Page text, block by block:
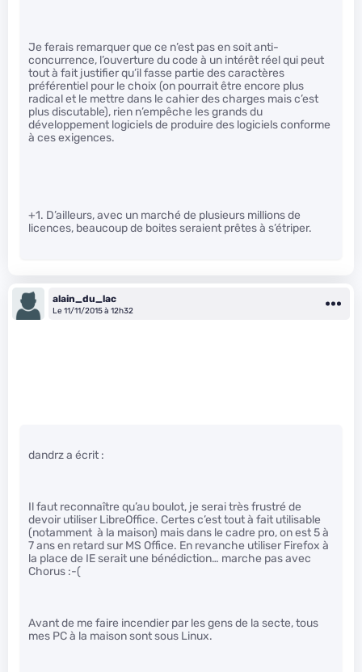
Je ferais remarquer que ce n’est pas en soit anti-
concurrence, l’ouverture du code à un intérêt réel qui peut
tout à fait justifier qu’il fasse partie des caractères
préférentiel pour le choix (on pourrait être encore plus
radical et le mettre dans le cahier des charges mais c’est
plus discutable), rien n’empêche les grands du
développement logiciels de produire des logiciels conforme
à ces exigences.
+1. D’ailleurs, avec un marché de plusieurs millions de
licences, beaucoup de boites seraient prêtes à s’étriper.
alain_du_lac
Le 11/11/2015 à 12h32
dandrz a écrit :
Il faut reconnaître qu’au boulot, je serai très frustré de
devoir utiliser LibreOffice. Certes c’est tout à fait utilisable
(notamment à la maison) mais dans le cadre pro, on est 5 à
7 ans en retard sur MS Office. En revanche utiliser Firefox à
la place de IE serait une bénédiction… marche pas avec
Chorus :-(
Avant de me faire incendier par les gens de la secte, tous
mes PC à la maison sont sous Linux.